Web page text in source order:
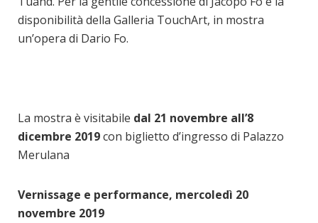
disponibilità della Galleria TouchArt, in mostra
un’opera di Dario Fo.
La mostra è visitabile dal 21 novembre all’8
dicembre 2019con biglietto d’ingresso di Palazzo
Merulana
Vernissage e performance, mercoledì 20
novembre 2019